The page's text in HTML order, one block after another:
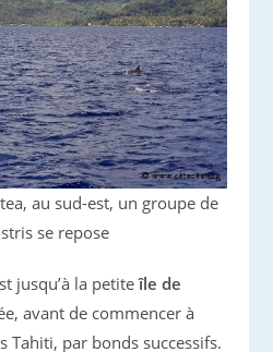
au sud-est, un groupe de
se repose
jusqu’à la petiteîle de
avant de commencer à
Tahiti, par bonds successifs.